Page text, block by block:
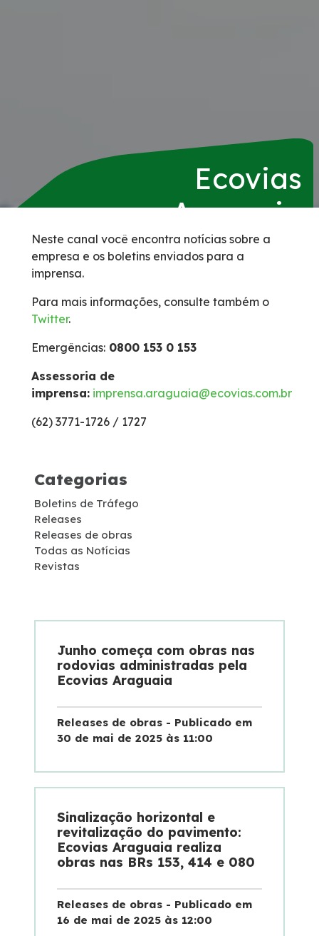
público caminhoneiro
Apreensão de Animais
Benefícios Tarifários
BSO
Faixa de Domínio
Inspeção de Tráfego
Isenção de Veículos Oficiais
Socorro Mecânico
Socorro Médico
Estatística de acidentes
Sustentabilidade
Compromisso de Regularização Ambiental
Atendimento
Ouvidoria
Ecovias
Araguaia
Neste canal você encontra notícias sobre a
empresa e os boletins enviados para a
imprensa.
Para mais informações, consulte também o
Twitter.
Emergências: 0800 153 0 153
Assessoria de
imprensa: imprensa.araguaia@ecovias.com.br
(62) 3771-1726 / 1727
Categorias
Boletins de Tráfego
Releases
Releases de obras
Todas as Notícias
Revistas
Junho começa com obras nas
rodovias administradas pela
Ecovias Araguaia
Releases de obras - Publicado em
30 de mai de 2025 às 11:00
Sinalização horizontal e
revitalização do pavimento:
Ecovias Araguaia realiza
obras nas BRs 153, 414 e 080
Releases de obras - Publicado em
16 de mai de 2025 às 12:00